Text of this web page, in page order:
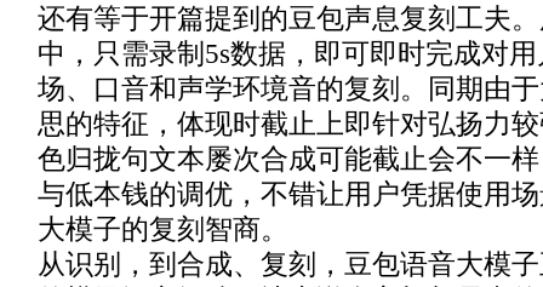
还有等于开篇提到的豆包声息复刻工夫
中，只需录制5s数据，即可即时完成对
场、口音和声学环境音的复刻。同期由
思的特征，体现时截止上即针对弘扬力
色归拢句文本屡次合成可能截止会不一
与低本钱的调优，不错让用户凭据使用
大模子的复刻智商。
从识别，到合成、复刻，豆包语音大模